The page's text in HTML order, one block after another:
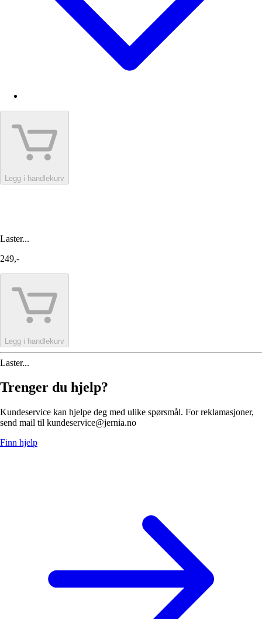
Legg i handlekurv
Laster...
249,-
Legg i handlekurv
Laster...
Trenger du hjelp?
Kundeservice kan hjelpe deg med ulike spørsmål. For reklamasjoner,
send mail til kundeservice@jernia.no
Finn hjelp